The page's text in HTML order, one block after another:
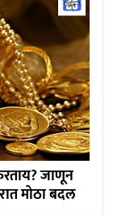
जाणून
मोठा बदल